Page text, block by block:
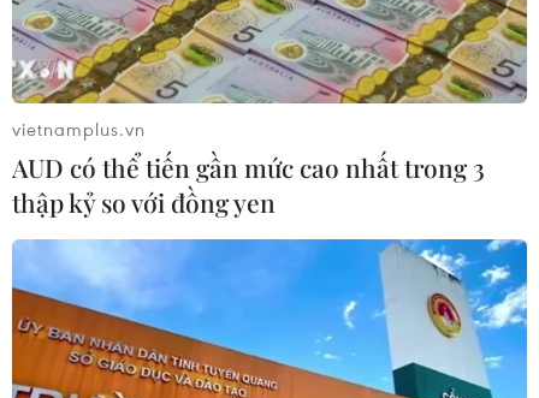
Quảng Trị: Mưa lớn gây ngập cục bộ,
tiềm ẩn nguy cơ lũ quét, sạt lở đất
09/08/2026 09:37
Từ 10-11/8, Bắc Bộ và Trung Bộ có
nơi nắng nóng gay gắt trên 37 độ C
09/08/2026 07:57
Cháy rừng nghiêm trọng tại Canada,
vietnamplus.vn
AUD có thể tiến gần mức cao nhất trong 3
thập kỷ so với đồng yen